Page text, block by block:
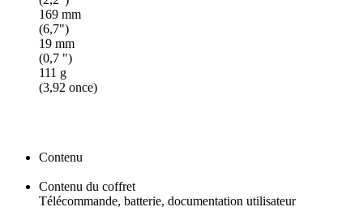
169 mm
(6,7")
19 mm
(0,7 ")
111 g
(3,92 once)
Contenu
Contenu du coffret
Télécommande, batterie, documentation utilisateur